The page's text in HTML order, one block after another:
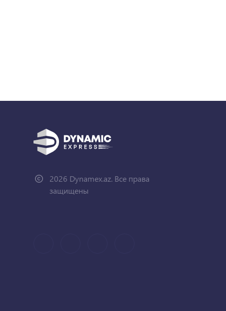
2026 Dynamex.az. Все права
защищены